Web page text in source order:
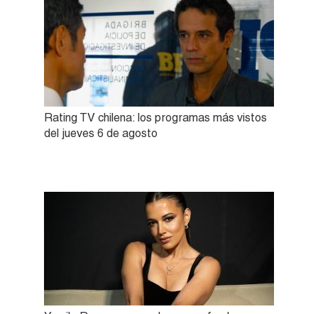
Rating TV chilena: los programas más vistos
del jueves 6 de agosto